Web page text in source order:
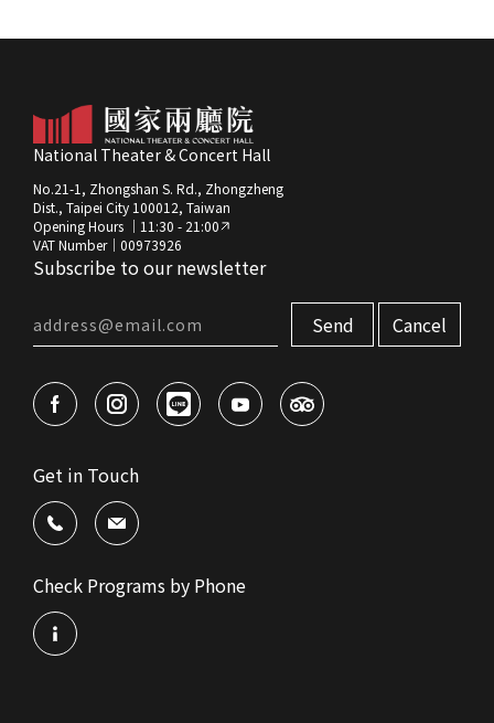
National Theater & Concert Hall
No.21-1, Zhongshan S. Rd., Zhongzheng
Dist., Taipei City 100012, Taiwan
Opening Hours ｜11:30 - 21:00
VAT Number｜00973926
Subscribe to our newsletter
Send Cancel
Get in Touch
Check Programs by Phone